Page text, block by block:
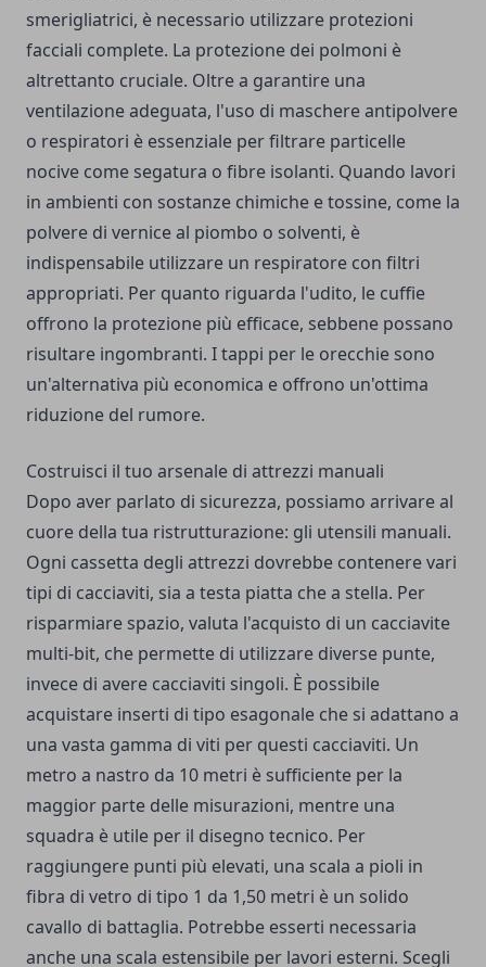
smerigliatrici, è necessario utilizzare protezioni
facciali complete. La protezione dei polmoni è
altrettanto cruciale. Oltre a garantire una
ventilazione adeguata, l'uso di maschere antipolvere
o respiratori è essenziale per filtrare particelle
nocive come segatura o fibre isolanti. Quando lavori
in ambienti con sostanze chimiche e tossine, come la
polvere di vernice al piombo o solventi, è
indispensabile utilizzare un respiratore con filtri
appropriati. Per quanto riguarda l'udito, le cuffie
offrono la protezione più efficace, sebbene possano
risultare ingombranti. I tappi per le orecchie sono
un'alternativa più economica e offrono un'ottima
riduzione del rumore.
Costruisci il tuo arsenale di attrezzi manuali
Dopo aver parlato di sicurezza, possiamo arrivare al
cuore della tua ristrutturazione: gli utensili manuali.
Ogni cassetta degli attrezzi dovrebbe contenere vari
tipi di cacciaviti, sia a testa piatta che a stella. Per
risparmiare spazio, valuta l'acquisto di un cacciavite
multi-bit, che permette di utilizzare diverse punte,
invece di avere cacciaviti singoli. È possibile
acquistare inserti di tipo esagonale che si adattano a
una vasta gamma di viti per questi cacciaviti. Un
metro a nastro da 10 metri è sufficiente per la
maggior parte delle misurazioni, mentre una
squadra è utile per il disegno tecnico. Per
raggiungere punti più elevati, una scala a pioli in
fibra di vetro di tipo 1 da 1,50 metri è un solido
cavallo di battaglia. Potrebbe esserti necessaria
anche una scala estensibile per lavori esterni. Scegli